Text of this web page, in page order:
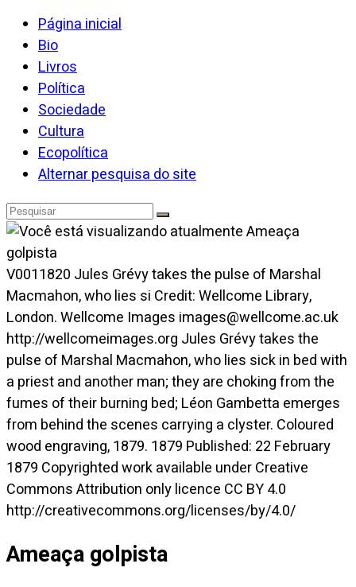
Página inicial
Bio
Livros
Política
Sociedade
Cultura
Ecopolítica
Alternar pesquisa do site
V0011820 Jules Grévy takes the pulse of Marshal
Macmahon, who lies si Credit: Wellcome Library,
London. Wellcome Images images@wellcome.ac.uk
http://wellcomeimages.org Jules Grévy takes the
pulse of Marshal Macmahon, who lies sick in bed with
a priest and another man; they are choking from the
fumes of their burning bed; Léon Gambetta emerges
from behind the scenes carrying a clyster. Coloured
wood engraving, 1879. 1879 Published: 22 February
1879 Copyrighted work available under Creative
Commons Attribution only licence CC BY 4.0
http://creativecommons.org/licenses/by/4.0/
Ameaça golpista